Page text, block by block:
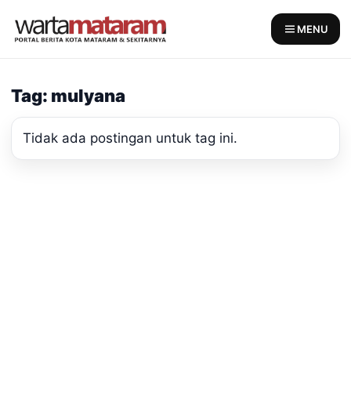
MENU
Tag: mulyana
Tidak ada postingan untuk tag ini.